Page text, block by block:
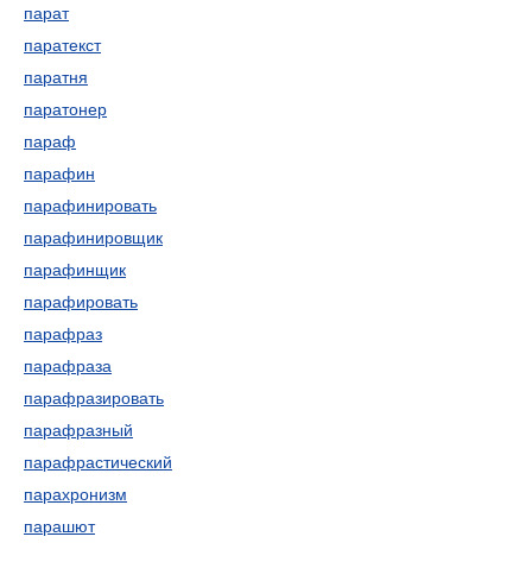
парат
паратекст
паратня
паратонер
параф
парафин
парафинировать
парафинировщик
парафинщик
парафировать
парафраз
парафраза
парафразировать
парафразный
парафрастический
парахронизм
парашют